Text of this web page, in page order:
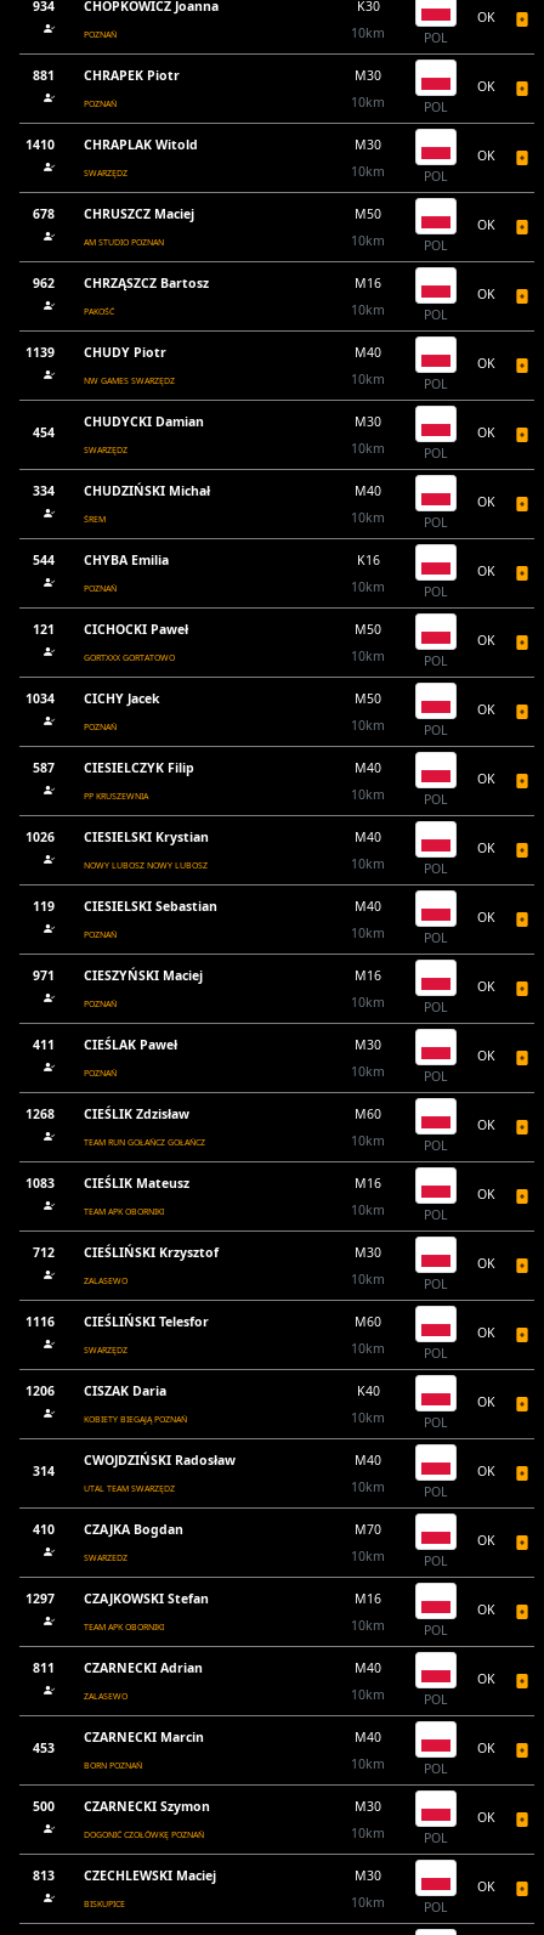
934 CHOPKOWICZ Joanna
POZNAŃ
K30
10km
POL
OK
881 CHRAPEK Piotr
POZNAŃ
M30
10km
POL
OK
1410 CHRAPLAK Witold
SWARZĘDZ
M30
10km
POL
OK
678 CHRUSZCZ Maciej
AM STUDIO POZNAN
M50
10km
POL
OK
962 CHRZĄSZCZ Bartosz
PAKOŚĆ
M16
10km
POL
OK
1139 CHUDY Piotr
NW GAMES SWARZĘDZ
M40
10km
POL
OK
454
CHUDYCKI Damian
SWARZĘDZ
M30
10km
POL
OK
334 CHUDZIŃSKI Michał
ŚREM
M40
10km
POL
OK
544 CHYBA Emilia
POZNAŃ
K16
10km
POL
OK
121 CICHOCKI Paweł
GORTXXX GORTATOWO
M50
10km
POL
OK
1034 CICHY Jacek
POZNAŃ
M50
10km
POL
OK
587 CIESIELCZYK Filip
PP KRUSZEWNIA
M40
10km
POL
OK
1026 CIESIELSKI Krystian
NOWY LUBOSZ NOWY LUBOSZ
M40
10km
POL
OK
119 CIESIELSKI Sebastian
POZNAŃ
M40
10km
POL
OK
971 CIESZYŃSKI Maciej
POZNAŃ
M16
10km
POL
OK
411 CIEŚLAK Paweł
POZNAŃ
M30
10km
POL
OK
1268 CIEŚLIK Zdzisław
TEAM RUN GOŁAŃCZ GOŁAŃCZ
M60
10km
POL
OK
1083 CIEŚLIK Mateusz
TEAM APK OBORNIKI
M16
10km
POL
OK
712 CIEŚLIŃSKI Krzysztof
ZALASEWO
M30
10km
POL
OK
1116 CIEŚLIŃSKI Telesfor
SWARZĘDZ
M60
10km
POL
OK
1206 CISZAK Daria
KOBIETY BIEGAJĄ POZNAŃ
K40
10km
POL
OK
314
CWOJDZIŃSKI Radosław
UTAL TEAM SWARZĘDZ
M40
10km
POL
OK
410 CZAJKA Bogdan
SWARZEDZ
M70
10km
POL
OK
1297 CZAJKOWSKI Stefan
TEAM APK OBORNIKI
M16
10km
POL
OK
811 CZARNECKI Adrian
ZALASEWO
M40
10km
POL
OK
453
CZARNECKI Marcin
BORN POZNAŃ
M40
10km
POL
OK
500 CZARNECKI Szymon
DOGONIĆ CZOŁÓWKĘ POZNAŃ
M30
10km
POL
OK
813 CZECHLEWSKI Maciej
BISKUPICE
M30
10km
POL
OK